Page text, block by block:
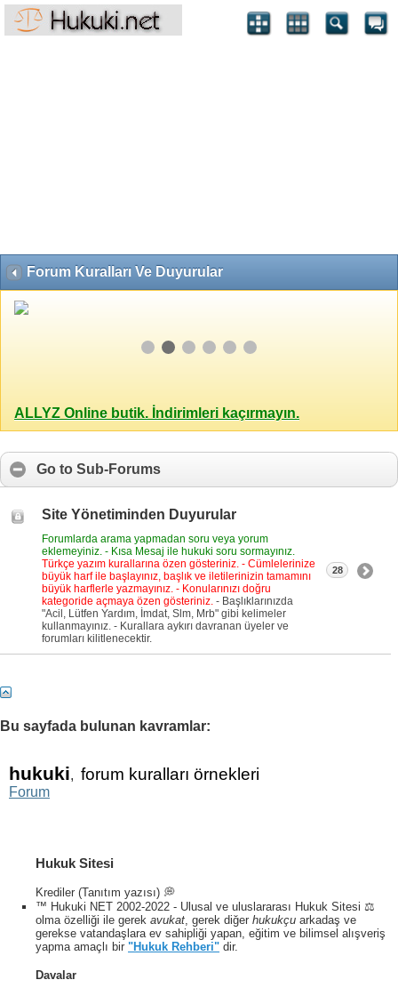
Forum Kuralları Ve Duyurular
ALLYZ Online butik. İndirimleri kaçırmayın.
Go to Sub-Forums
Site Yönetiminden Duyurular
Forumlarda arama yapmadan soru veya yorum
eklemeyiniz. - Kısa Mesaj ile hukuki soru sormayınız.
Türkçe yazım kurallarına özen gösteriniz. - Cümlelerinize
büyük harf ile başlayınız, başlık ve iletilerinizin tamamını
büyük harflerle yazmayınız. - Konularınızı doğru
kategoride açmaya özen gösteriniz. - Başlıklarınızda
"Acil, Lütfen Yardım, İmdat, Slm, Mrb" gibi kelimeler
kullanmayınız. - Kurallara aykırı davranan üyeler ve
forumları kilitlenecektir.
28
Bu sayfada bulunan kavramlar:
hukuki, forum kuralları örnekleri
Forum
Hukuk Sitesi
Krediler (Tanıtım yazısı) 💭
™ Hukuki NET 2002-2022 - Ulusal ve uluslararası Hukuk Sitesi ⚖️
olma özelliği ile gerek avukat , gerek diğer hukukçu arkadaş ve
gerekse vatandaşlara ev sahipliği yapan, eğitim ve bilimsel alışveriş
yapma amaçlı bir "Hukuk Rehberi" dir.
Davalar